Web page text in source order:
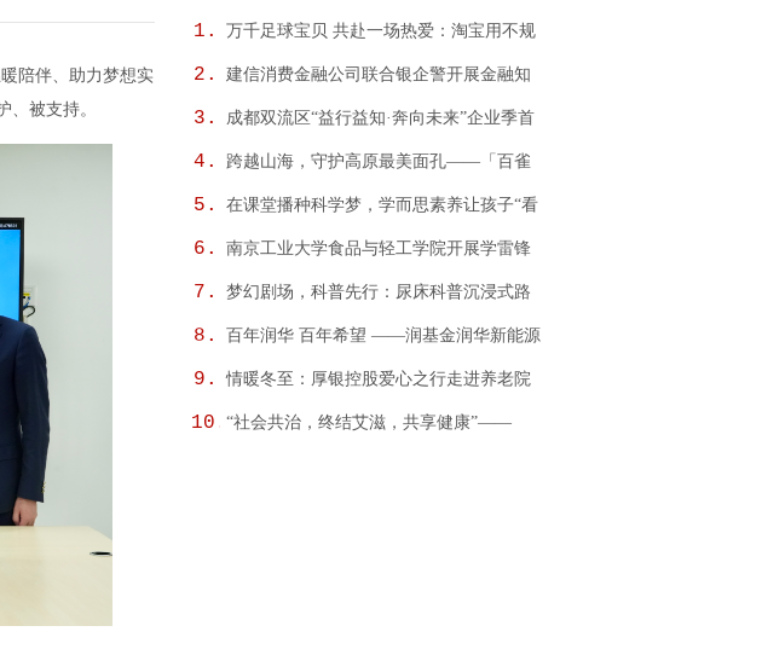
陪伴、助力梦想实
被支持。
1.
万千足球宝贝 共赴一场热爱：淘宝用不规
则球桌接住足
2.
建信消费金融公司联合银企警开展金融知
识普及行动
3.
成都双流区“益行益知·奔向未来”企业季首
站落地天味食品
4.
跨越山海，守护高原最美面孔——「百雀
羚高原肌肤守护
5.
在课堂播种科学梦，学而思素养让孩子“看
见自己”
6.
南京工业大学食品与轻工学院开展学雷锋
月爱心早餐赠
7.
梦幻剧场，科普先行：尿床科普沉浸式路
演，共筑儿童
8.
百年润华 百年希望 ——润基金润华新能源
公益课堂系列
9. 情暖冬至：厚银控股爱心之行走进养老院
10.“社会共治，终结艾滋，共享健康”——